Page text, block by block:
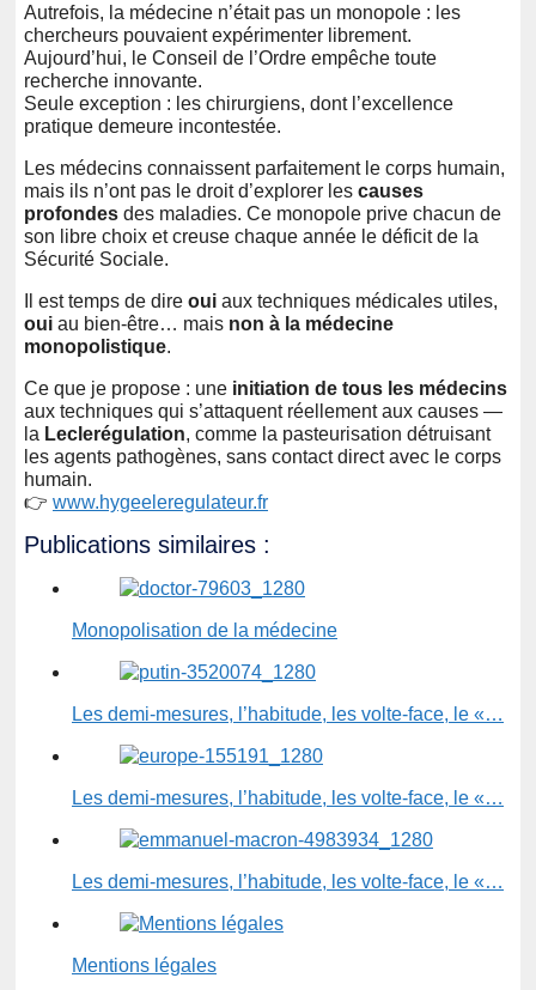
Autrefois, la médecine n’était pas un monopole : les
chercheurs pouvaient expérimenter librement.
Aujourd’hui, le Conseil de l’Ordre empêche toute
recherche innovante.
Seule exception : les chirurgiens, dont l’excellence
pratique demeure incontestée.
Les médecins connaissent parfaitement le corps humain,
mais ils n’ont pas le droit d’explorer les causes
profondes des maladies. Ce monopole prive chacun de
son libre choix et creuse chaque année le déficit de la
Sécurité Sociale.
Il est temps de dire oui aux techniques médicales utiles,
oui au bien-être… mais non à la médecine
monopolistique.
Ce que je propose : une initiation de tous les médecins
aux techniques qui s’attaquent réellement aux causes —
la Leclerégulation, comme la pasteurisation détruisant
les agents pathogènes, sans contact direct avec le corps
humain.
👉 www.hygeeleregulateur.fr
Publications similaires :
Monopolisation de la médecine
Les demi-mesures, l’habitude, les volte-face, le «…
Les demi-mesures, l’habitude, les volte-face, le «…
Les demi-mesures, l’habitude, les volte-face, le «…
Mentions légales